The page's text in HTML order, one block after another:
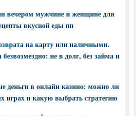
вечером мужчине и женщине для
вкусной еды пп
на карту или наличными.
не в долг, без займа и
деньги в онлайн казино: можно ли
играх и какую выбрать стратегию